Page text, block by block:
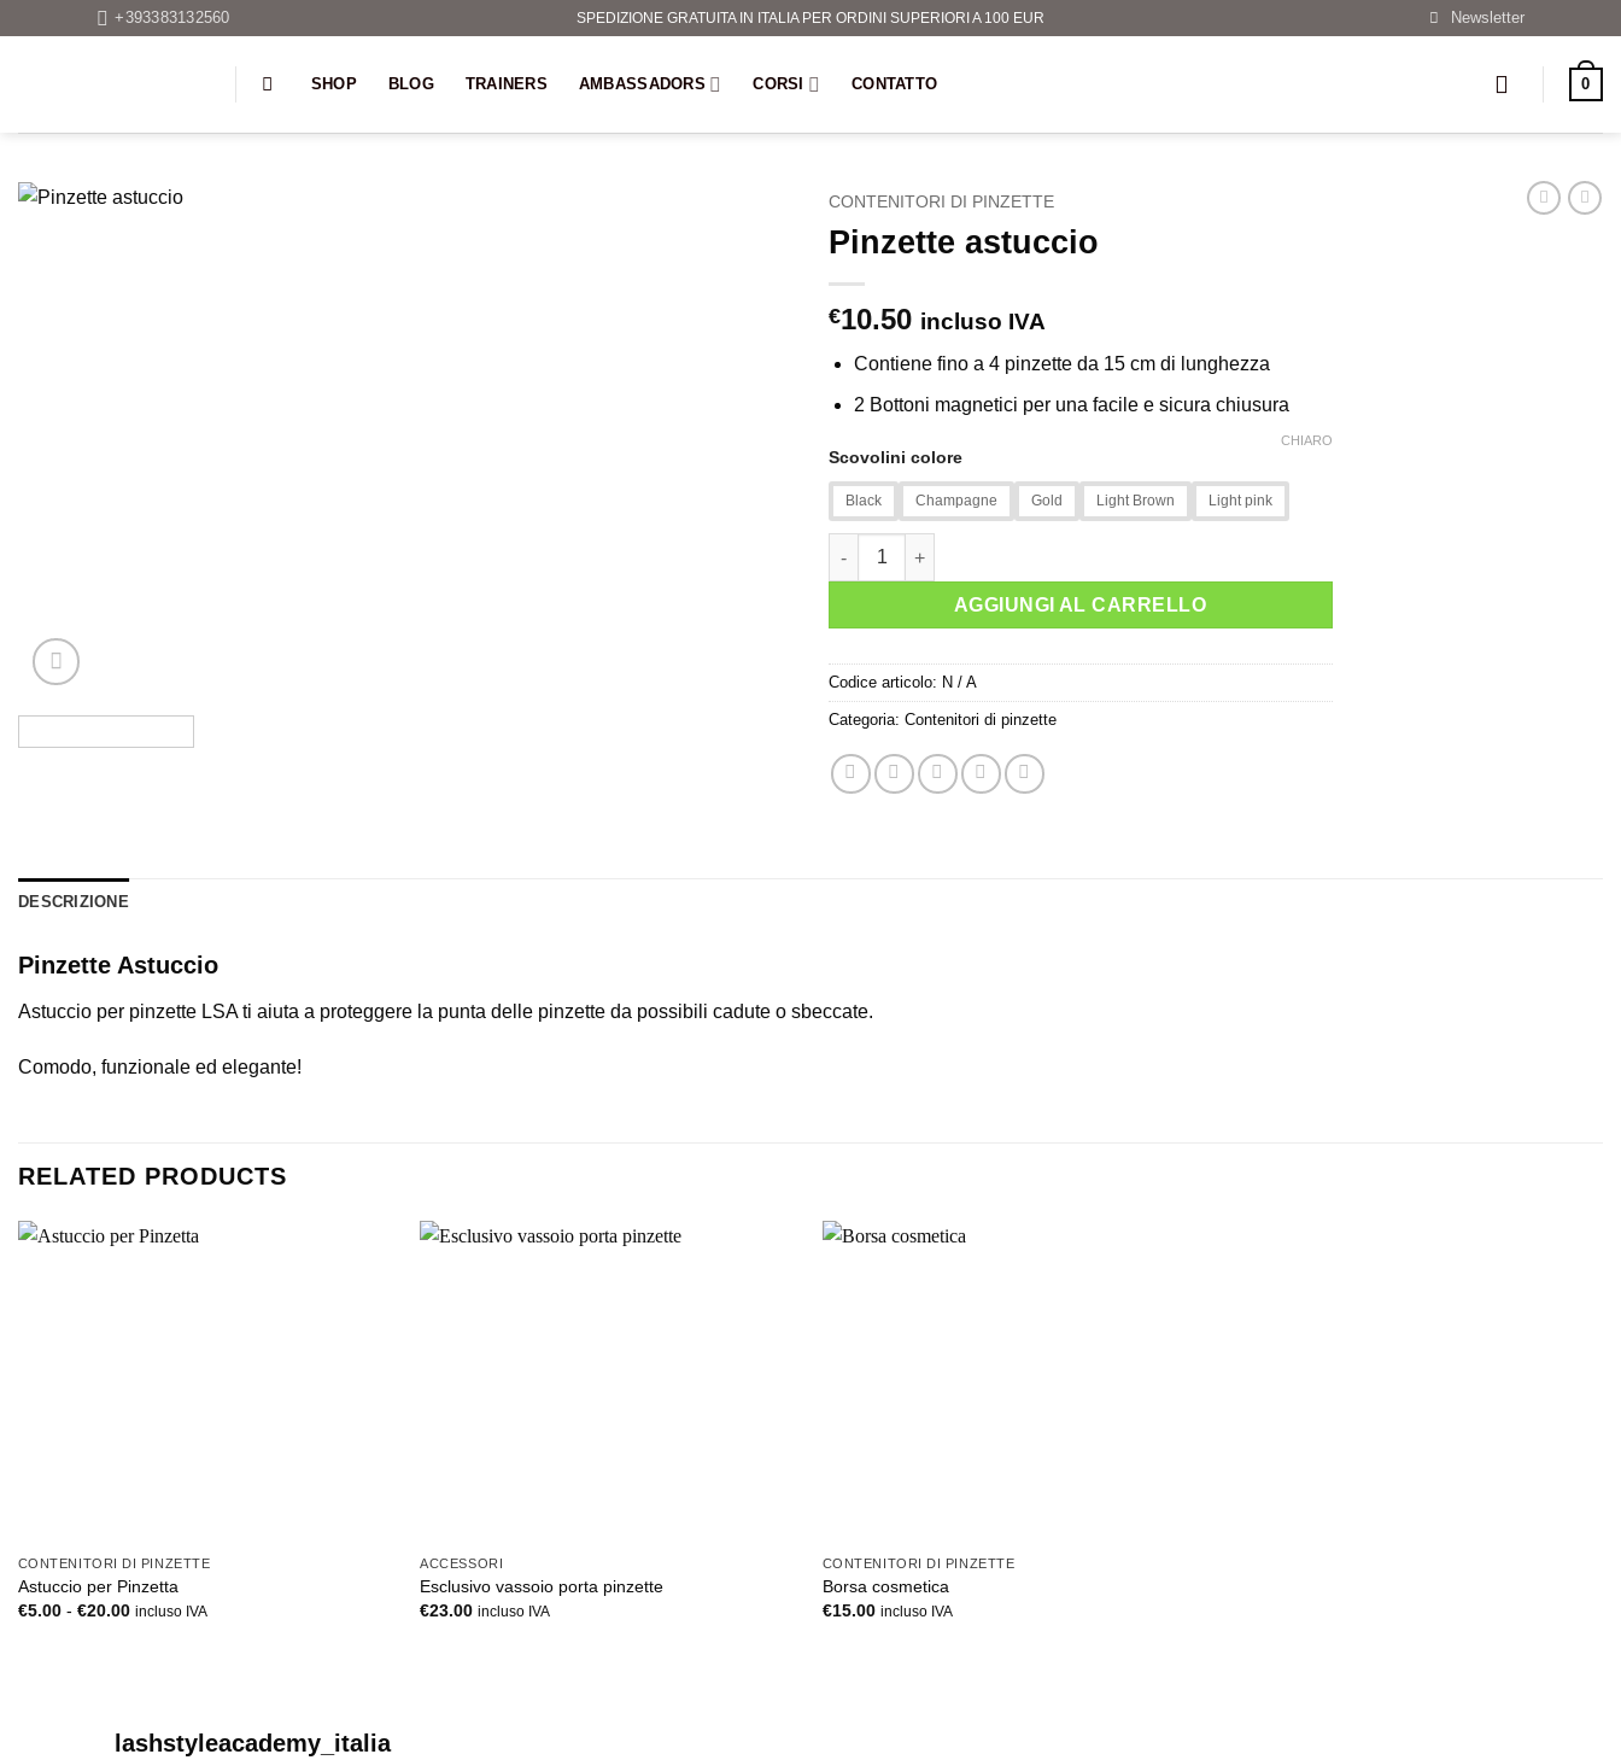
+393383132560 SPEDIZIONE GRATUITA IN ITALIA PER ORDINI SUPERIORI A 100 EUR Newsletter
SHOP BLOG TRAINERS AMBASSADORS CORSI CONTATTO 0
CONTENITORI DI PINZETTE
Pinzette astuccio
€10.50 incluso IVA
Contiene fino a 4 pinzette da 15 cm di lunghezza
2 Bottoni magnetici per una facile e sicura chiusura
Scovolini colore
Black Champagne Gold Light Brown Light pink
CHIARO
Pinzette astuccio quantità
AGGIUNGI AL CARRELLO
Codice articolo: N / A
Categoria: Contenitori di pinzette
DESCRIZIONE
Pinzette Astuccio
Astuccio per pinzette LSA ti aiuta a proteggere la punta delle pinzette da possibili cadute o sbeccate.
Comodo, funzionale ed elegante!
RELATED PRODUCTS
CONTENITORI DI PINZETTE
Astuccio per Pinzetta
€5.00 - €20.00Fascia
incluso IVA
ACCESSORI
Esclusivo vassoio porta pinzette
€23.00 incluso IVA
CONTENITORI DI PINZETTE
Borsa cosmetica
€15.00 incluso IVA
lashstyleacademy_italia